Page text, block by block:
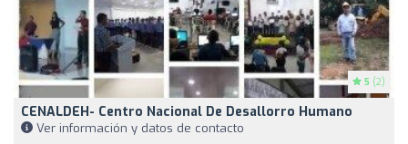
5 (2)
CENALDEH- Centro Nacional De Desallorro Humano
Ver información y datos de contacto